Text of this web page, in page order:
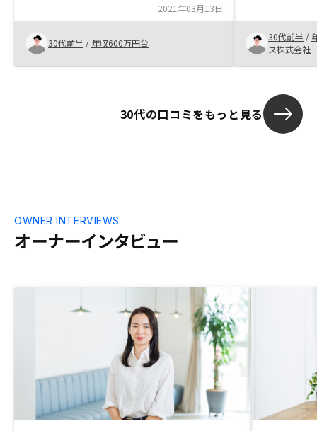
2021年03月13日
30代前半 / 年収600万円台
やこちらが調
で社内で調べ
た事を基に差
断します。物
ます。
30代前半 /
ス株式会社
30代の口コミをもっと見る
オーナーインタビュー
OWNER INTERVIEWS